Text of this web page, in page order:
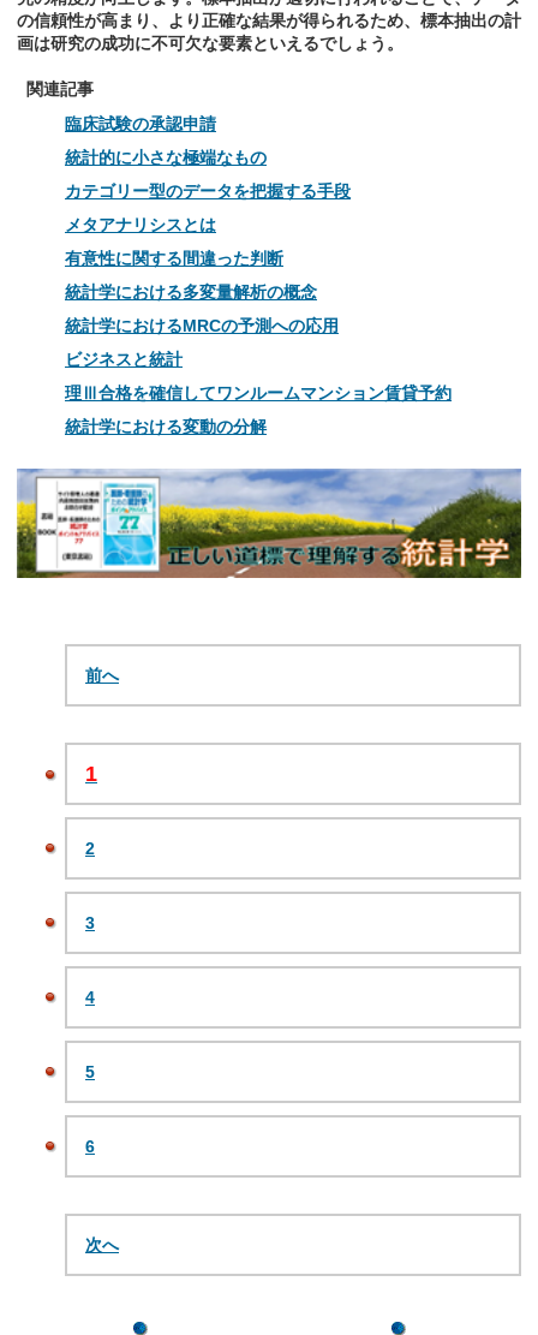
の信頼性が高まり、より正確な結果が得られるため、標本抽出の計
画は研究の成功に不可欠な要素といえるでしょう。
関連記事
臨床試験の承認申請
統計的に小さな極端なもの
カテゴリー型のデータを把握する手段
メタアナリシスとは
有意性に関する間違った判断
統計学における多変量解析の概念
統計学におけるMRCの予測への応用
ビジネスと統計
理Ⅲ合格を確信してワンルームマンション賃貸予約
統計学における変動の分解
前へ
1
2
3
4
5
6
次へ